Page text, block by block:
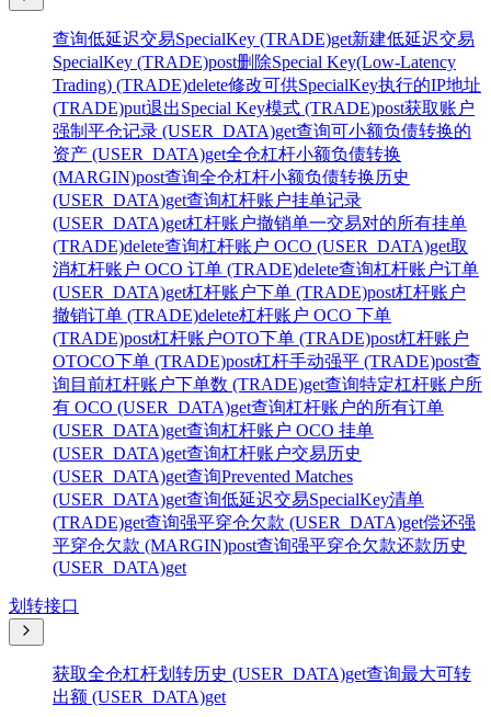
查询低延迟交易SpecialKey (TRADE)get新建低延迟交易
SpecialKey (TRADE)post删除Special Key(Low-Latency
Trading) (TRADE)delete修改可供SpecialKey执行的IP地址
(TRADE)put退出Special Key模式 (TRADE)post获取账户
强制平仓记录 (USER_DATA)get查询可小额负债转换的
资产 (USER_DATA)get全仓杠杆小额负债转换
(MARGIN)post查询全仓杠杆小额负债转换历史
(USER_DATA)get查询杠杆账户挂单记录
(USER_DATA)get杠杆账户撤销单一交易对的所有挂单
(TRADE)delete查询杠杆账户 OCO (USER_DATA)get取
消杠杆账户 OCO 订单 (TRADE)delete查询杠杆账户订单
(USER_DATA)get杠杆账户下单 (TRADE)post杠杆账户
撤销订单 (TRADE)delete杠杆账户 OCO 下单
(TRADE)post杠杆账户OTO下单 (TRADE)post杠杆账户
OTOCO下单 (TRADE)post杠杆手动强平 (TRADE)post查
询目前杠杆账户下单数 (TRADE)get查询特定杠杆账户所
有 OCO (USER_DATA)get查询杠杆账户的所有订单
(USER_DATA)get查询杠杆账户 OCO 挂单
(USER_DATA)get查询杠杆账户交易历史
(USER_DATA)get查询Prevented Matches
(USER_DATA)get查询低延迟交易SpecialKey清单
(TRADE)get查询强平穿仓欠款 (USER_DATA)get偿还强
平穿仓欠款 (MARGIN)post查询强平穿仓欠款还款历史
(USER_DATA)get
划转接口
获取全仓杠杆划转历史 (USER_DATA)get查询最大可转
出额 (USER_DATA)get